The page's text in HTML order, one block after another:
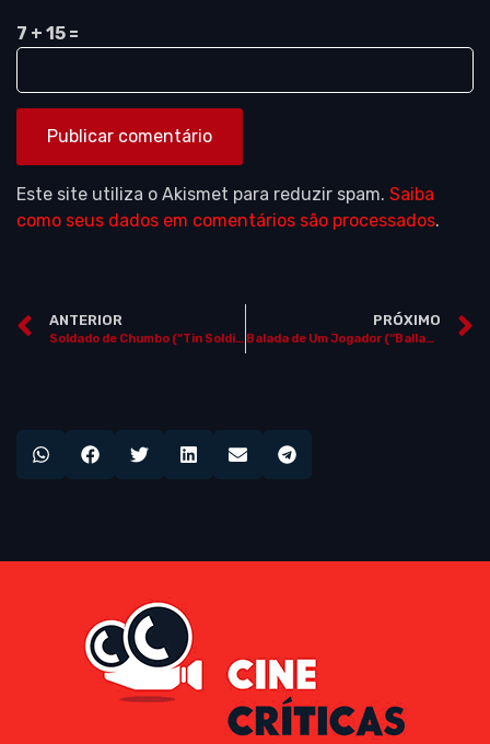
7 + 15 =
Este site utiliza o Akismet para reduzir spam. Saiba
como seus dados em comentários são processados.
ANTERIOR
Soldado de Chumbo (“Tin Soldier”)
PRÓXIMO
Balada de Um Jogador (“Ballad of a Small Player”)